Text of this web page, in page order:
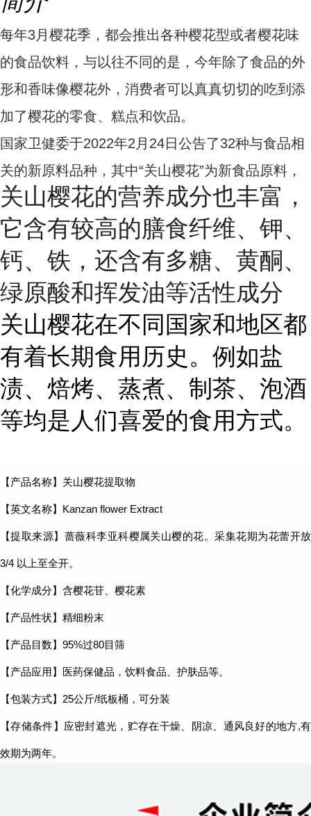
每年3月樱花季，都会推出各种樱花型或者樱花味
的食品饮料，与以往不同的是，今年除了食品的外
形和香味像樱花外，消费者可以真真切切的吃到添
加了樱花的零食、糕点和饮品。
国家卫健委于2022年2 月 24日公告了32种与食品相
关的新原料品种，其中“关山樱花”为新食品原料，
关山樱花的营养成分也丰富，
它含有较高的膳食纤维、钾、
钙、铁，还含有多糖、黄酮、
绿原酸和挥发油等活性成分
关山樱花在不同国家和地区都
有着长期食用历史。例如盐
渍、焙烤、蒸煮、制茶、泡酒
等均是人们喜爱的食用方式。
【产品名称】关山樱花提取物
【英文名称】Kanzan flower Extract
【提取来源】蔷薇科李亚科樱属关山樱的花。采集花期为花蕾开放
3/4 以上至全开。
【化学成分】含樱花苷、樱花素
【产品性状】精细粉末
【产品目数】95%过80目筛
【产品应用】医药保健品，饮料食品、护肤品等。
【包装方式】25公斤/纸板桶，可分装
【存储条件】应密封遮光，贮存在干燥、阴凉、通风良好的地方,有
效期为两年。